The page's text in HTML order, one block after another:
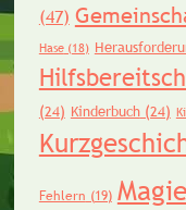
(47)
Hase(18)
(24) Kinderbuch(24)
Fehlern (19) Magie